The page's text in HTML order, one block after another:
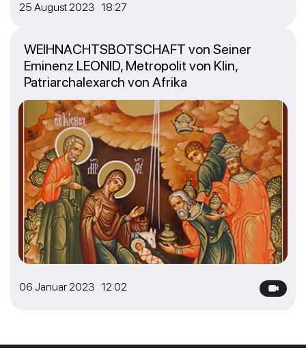
25 August 2023 18:27
06 Januar 2023 12:02
WEIHNACHTSBOTSCHAFT von Seiner
Eminenz LEONID, Metropolit von Klin,
Patriarchalexarch von Afrika